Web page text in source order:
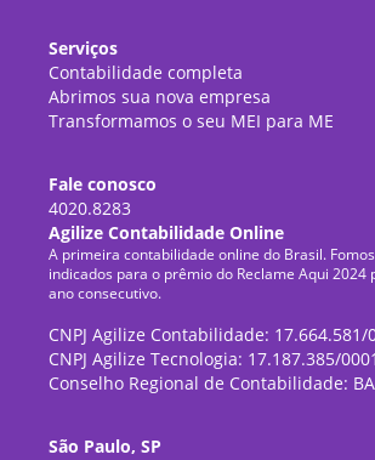
Serviços
Contabilidade completa
Abrimos sua nova empresa
Transformamos o seu MEI para ME
Fale conosco
4020.8283
Agilize Contabilidade Online
A primeira contabilidade online do Brasil. Fomos
indicados para o prêmio do Reclame Aqui 2024
ano consecutivo.
CNPJ Agilize Contabilidade: 17.664.581/
CNPJ Agilize Tecnologia: 17.187.385/
Conselho Regional de Contabilidade:
São Paulo, SP